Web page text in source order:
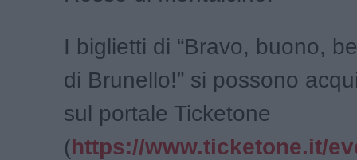
I biglietti di “Bravo, buono,
di Brunello!” si possono
sul portale Ticketone
(https://www.ticketone.it/